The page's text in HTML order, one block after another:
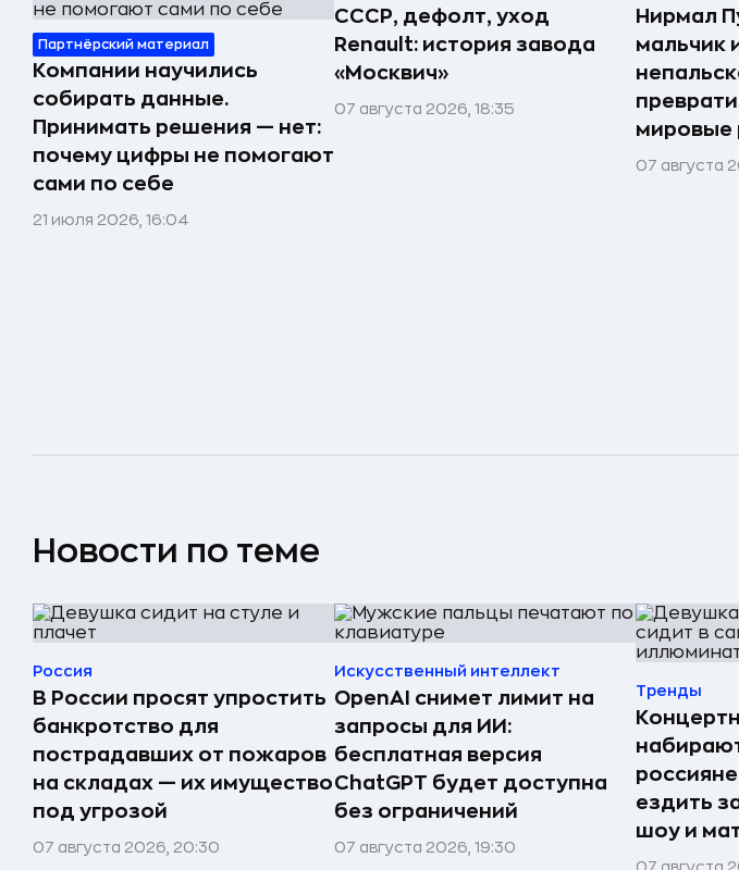
Партнёрский материал
Компании научились
собирать данные.
Принимать решения — нет:
почему цифры не помогают
сами по себе
21 июля 2026, 16:04
СССР, дефолт, уход
Renault: история завода
«Москвич»
07 августа 2026, 18:35
Нирмал
мальчик
мировые
07 августа
Новости по теме
Россия
В России просят упростить
банкротство для
пострадавших от пожаров
на складах — их имущество
под угрозой
07 августа 2026, 20:30
Искусственный интеллект
OpenAI снимет лимит на
запросы для ИИ:
бесплатная версия
ChatGPT будет доступна
без ограничений
07 августа 2026, 19:30
Тренды
ездить
шоу и
07 августа